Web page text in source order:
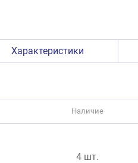
Характеристики
Наличие
4 шт.